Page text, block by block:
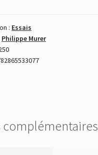
: Essais
Philippe Murer